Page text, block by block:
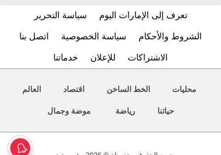
تعرف إلى الإمارات اليوم سياسة التحرير
الشروط والأحكام سياسة الخصوصية اتصل بنا
الاشتراكات للإعلان خدماتنا
محليات الخط الساخن اقتصاد العالم
حياتنا رياضة موضة وجمال